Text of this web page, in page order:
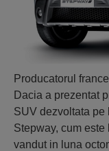
Producatorul
Dacia a prezentat
SUV dezvoltata pe
Stepway, cum
vandut in luna